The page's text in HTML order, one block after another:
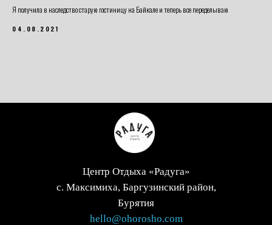
Я получила в наследство старую гостиницу на Байкале и теперь все переделываю
04.08.2021
Центр Отдыха «Радуга»
с. Максимиха, Баргузинский район,
Бурятия
hello@ohorosho.com